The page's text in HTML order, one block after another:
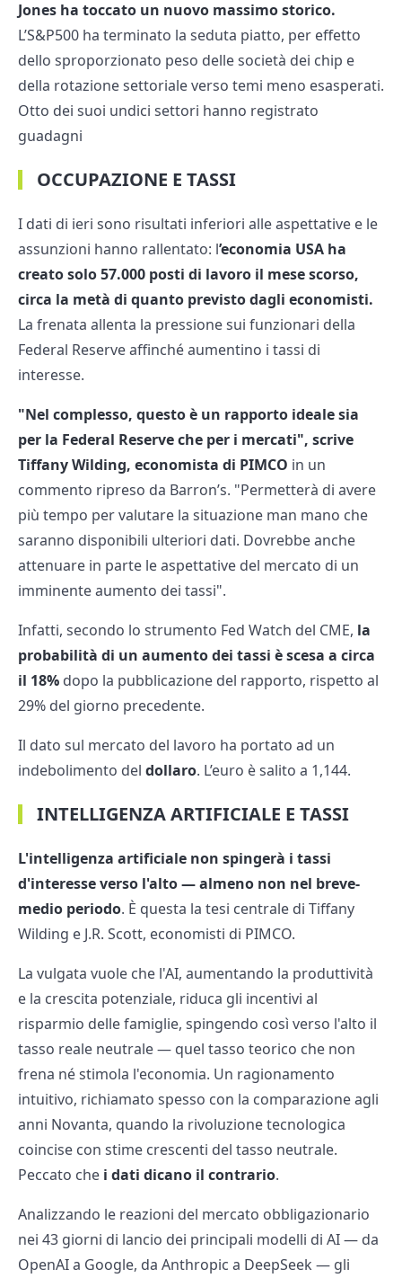
Jones ha toccato un nuovo massimo storico.
L’S&P500 ha terminato la seduta piatto, per effetto
dello sproporzionato peso delle società dei chip e
della rotazione settoriale verso temi meno esasperati.
Otto dei suoi undici settori hanno registrato
guadagni
OCCUPAZIONE E TASSI
I dati di ieri sono risultati inferiori alle aspettative e le
assunzioni hanno rallentato: l’economia USA ha
creato solo 57.000 posti di lavoro il mese scorso,
circa la metà di quanto previsto dagli economisti.
La frenata allenta la pressione sui funzionari della
Federal Reserve affinché aumentino i tassi di
interesse.
"Nel complesso, questo è un rapporto ideale sia
per la Federal Reserve che per i mercati", scrive
Tiffany Wilding, economista di PIMCO in un
commento ripreso da Barron’s. "Permetterà di avere
più tempo per valutare la situazione man mano che
saranno disponibili ulteriori dati. Dovrebbe anche
attenuare in parte le aspettative del mercato di un
imminente aumento dei tassi".
Infatti, secondo lo strumento Fed Watch del CME, la
probabilità di un aumento dei tassi è scesa a circa
il 18% dopo la pubblicazione del rapporto, rispetto al
29% del giorno precedente.
Il dato sul mercato del lavoro ha portato ad un
indebolimento del dollaro. L’euro è salito a 1,144.
INTELLIGENZA ARTIFICIALE E TASSI
L'intelligenza artificiale non spingerà i tassi
d'interesse verso l'alto — almeno non nel breve-
medio periodo. È questa la tesi centrale di Tiffany
Wilding e J.R. Scott, economisti di PIMCO.
La vulgata vuole che l'AI, aumentando la produttività
e la crescita potenziale, riduca gli incentivi al
risparmio delle famiglie, spingendo così verso l'alto il
tasso reale neutrale — quel tasso teorico che non
frena né stimola l'economia. Un ragionamento
intuitivo, richiamato spesso con la comparazione agli
anni Novanta, quando la rivoluzione tecnologica
coincise con stime crescenti del tasso neutrale.
Peccato che i dati dicano il contrario.
Analizzando le reazioni del mercato obbligazionario
nei 43 giorni di lancio dei principali modelli di AI — da
OpenAI a Google, da Anthropic a DeepSeek — gli